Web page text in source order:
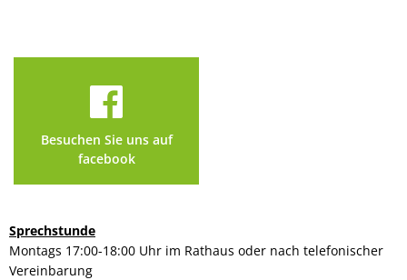
Besuchen Sie uns auf
facebook
Sprechstunde
Montags 17:00-18:00 Uhr im Rathaus oder nach telefonischer
Vereinbarung